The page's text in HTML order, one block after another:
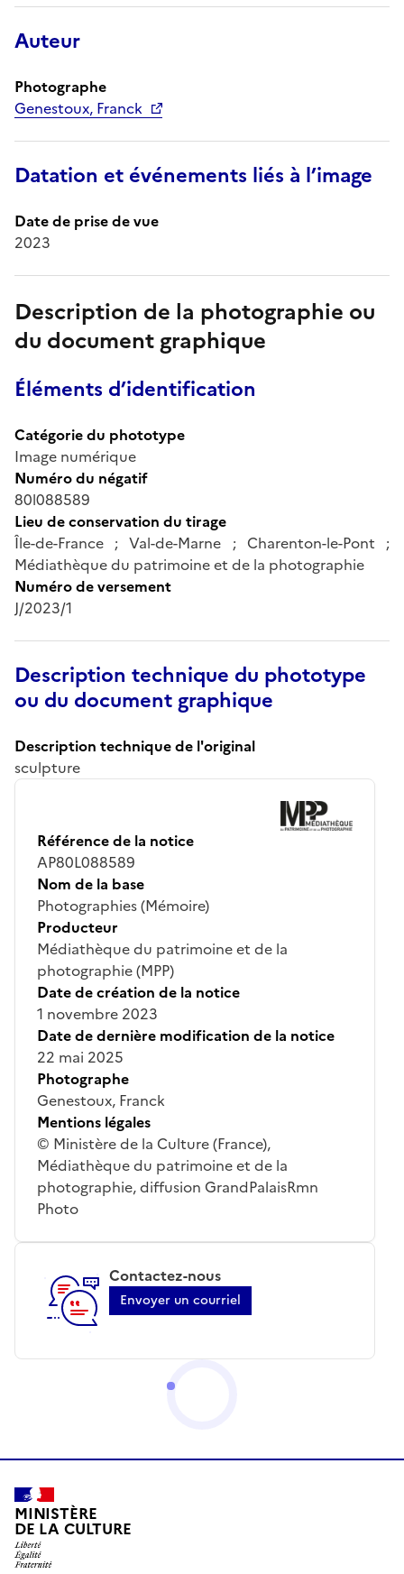
Auteur
Photographe
Genestoux, Franck
Datation et événements liés à l’image
Date de prise de vue
2023
Description de la photographie ou
du document graphique
Éléments d’identification
Catégorie du phototype
Image numérique
Numéro du négatif
80l088589
Lieu de conservation du tirage
Île-de-France ; Val-de-Marne ; Charenton-le-Pont ;
Médiathèque du patrimoine et de la photographie
Numéro de versement
J/2023/1
Description technique du phototype
ou du document graphique
Description technique de l'original
sculpture
Référence de la notice
AP80L088589
Nom de la base
Photographies (Mémoire)
Producteur
Médiathèque du patrimoine et de la
photographie (MPP)
Date de création de la notice
1 novembre 2023
Date de dernière modification de la notice
22 mai 2025
Photographe
Genestoux, Franck
Mentions légales
© Ministère de la Culture (France),
Médiathèque du patrimoine et de la
photographie, diffusion GrandPalaisRmn
Photo
Contactez-nous
Envoyer un courriel
MINISTÈRE
DE LA CULTURE